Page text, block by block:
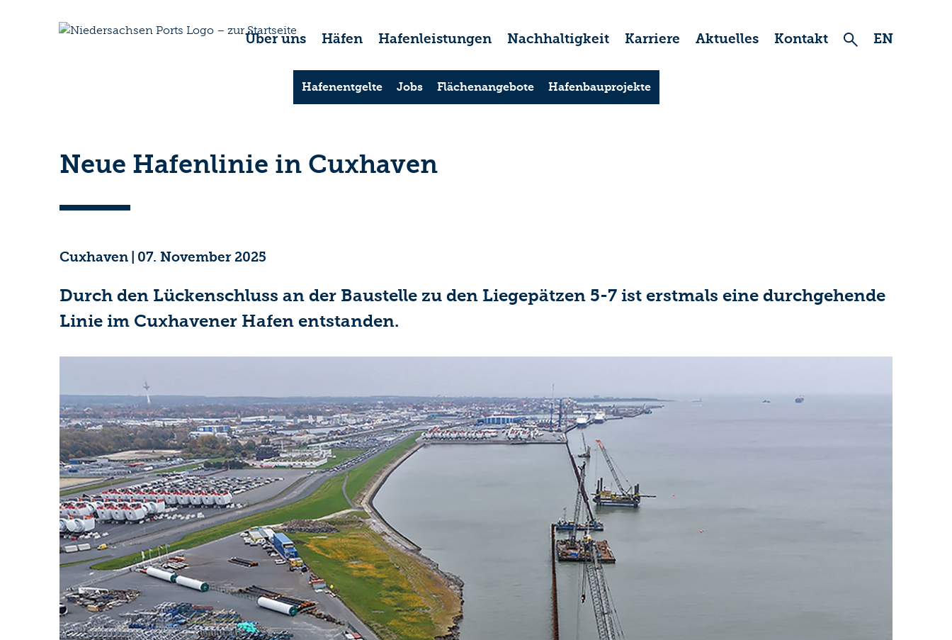
Über uns Häfen Hafenleistungen Nachhaltigkeit Karriere Aktuelles Kontakt EN
Hafenentgelte Jobs Flächenangebote Hafenbauprojekte
Neue Hafenlinie in Cuxhaven
Cuxhaven 07. November 2025
Durch den Lückenschluss an der Baustelle zu den Liegepätzen 5-7 ist erstmals eine durchgehende
Linie im Cuxhavener Hafen entstanden.